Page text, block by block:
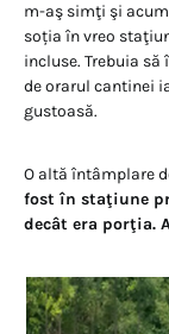
m-aş simţi şi
soția în vreo
incluse. Trebuia
de orarul cantinei
gustoasă.
O altă întâmplare
fost în staţiune
decât era porţia.